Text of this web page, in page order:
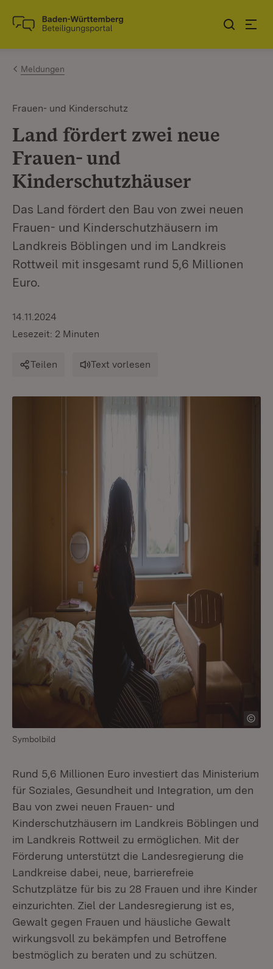
Zum Inhalt springen
Link zur Startseite
Meldungen
Frauen- und Kinderschutz
Land fördert zwei neue
Frauen- und
Kinderschutzhäuser
Das Land fördert den Bau von zwei neuen
Frauen- und Kinderschutzhäusern im
Landkreis Böblingen und im Landkreis
Rottweil mit insgesamt rund 5,6 Millionen
Euro.
14.11.2024
Lesezeit: 2 Minuten
Teilen Text vorlesen
Symbolbild
Rund 5,6 Millionen Euro investiert das Ministerium
für Soziales, Gesundheit und Integration, um den
Bau von zwei neuen Frauen- und
Kinderschutzhäusern im Landkreis Böblingen und
im Landkreis Rottweil zu ermöglichen. Mit der
Förderung unterstützt die Landesregierung die
Landkreise dabei, neue, barrierefreie
Schutzplätze für bis zu 28 Frauen und ihre Kinder
einzurichten. Ziel der Landesregierung ist es,
Gewalt gegen Frauen und häusliche Gewalt
wirkungsvoll zu bekämpfen und Betroffene
bestmöglich zu beraten und zu schützen.